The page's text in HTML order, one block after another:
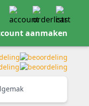
aanmaken